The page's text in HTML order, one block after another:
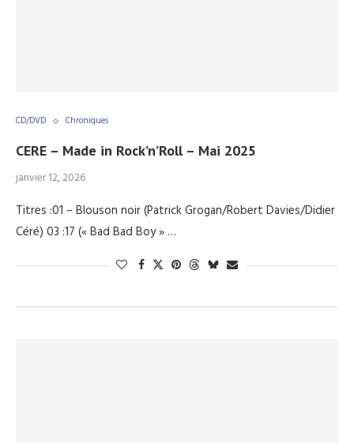
CD/DVD Chroniques
CERE – Made in Rock’n’Roll – Mai 2025
janvier 12, 2026
Titres :01 – Blouson noir (Patrick Grogan/Robert Davies/Didier
Céré) 03 :17 (« Bad Bad Boy » …